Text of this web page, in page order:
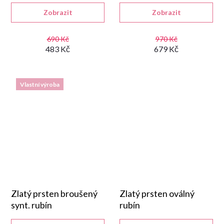
690 Kč
483 Kč
Zobrazit
proplétaný tvar.
970 Kč
679 Kč
Zobrazit
ze stříbra 925/1000 s lesklou
rhodiovanou úpravou.
Vlastní výroba
Zlatý prsten broušený
synt. rubín
Zlatý prsten oválný
rubín